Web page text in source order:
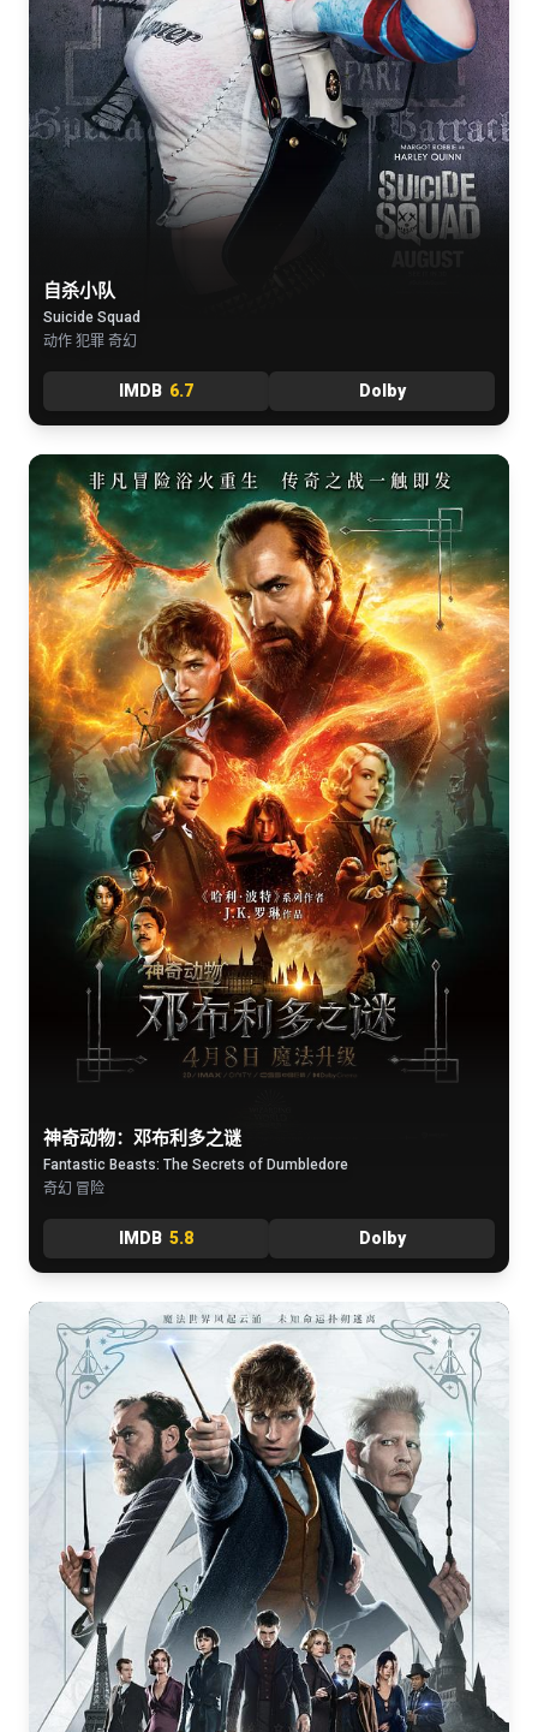
自杀小队
Suicide Squad
动作 犯罪 奇幻
IMDB 6.7 Dolby
神奇动物：邓布利多之谜
Fantastic Beasts: The Secrets of Dumbledore
奇幻 冒险
IMDB 5.8 Dolby